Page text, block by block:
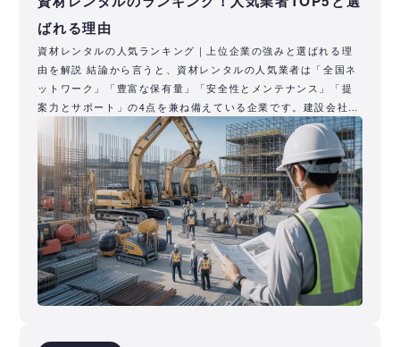
ばれる理由
資材レンタルの人気ランキング｜上位企業の強みと選ばれる理
由を解説 結論から言うと、資材レンタルの人気業者は「全国ネ
ットワーク」「豊富な保有量」「安全性とメンテナンス」「提
案力とサポート」の4点を兼ね備えている企業です。建設会社と